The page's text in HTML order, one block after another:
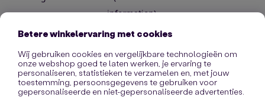
information).
Betere winkelervaring met cookies
Wij gebruiken cookies en vergelijkbare technologieën om
onze webshop goed te laten werken, je ervaring te
personaliseren, statistieken te verzamelen en, met jouw
toestemming, persoonsgegevens te gebruiken voor
gepersonaliseerde en niet-gepersonaliseerde advertenties.